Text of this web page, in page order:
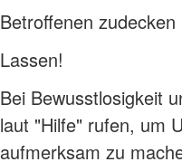
Betroffenen zudecken
Lassen!
Bei Bewusstlosigkeit
laut "Hilfe" rufen, um
aufmerksam zu